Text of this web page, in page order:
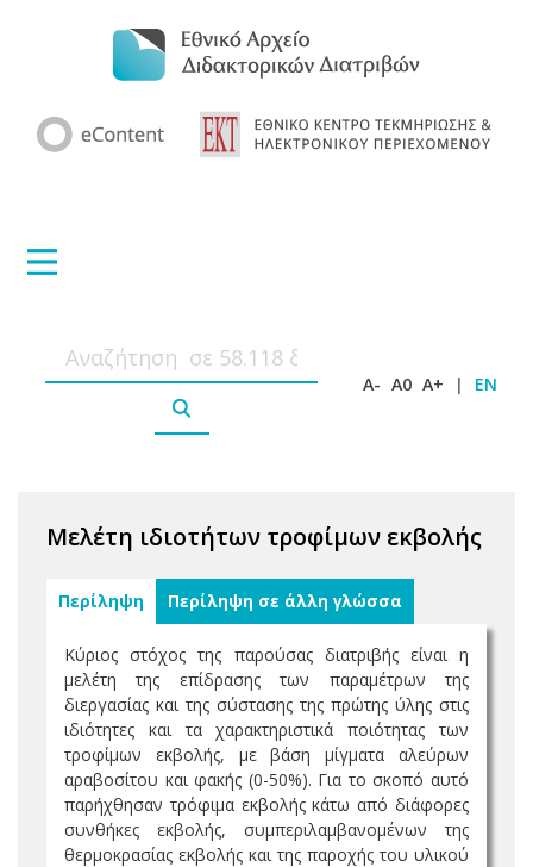
A- A0 A+ | EN
Μελέτη ιδιοτήτων τροφίμων εκβολής
Περίληψη Περίληψη σε άλλη γλώσσα
Κύριος στόχος της παρούσας διατριβής είναι η
μελέτη της επίδρασης των παραμέτρων της
διεργασίας και της σύστασης της πρώτης ύλης στις
ιδιότητες και τα χαρακτηριστικά ποιότητας των
τροφίμων εκβολής, με βάση μίγματα αλεύρων
αραβοσίτου και φακής (0-50%). Για το σκοπό αυτό
παρήχθησαν τρόφιμα εκβολής κάτω από διάφορες
συνθήκες εκβολής, συμπεριλαμβανομένων της
θερμοκρασίας εκβολής και της παροχής του υλικού